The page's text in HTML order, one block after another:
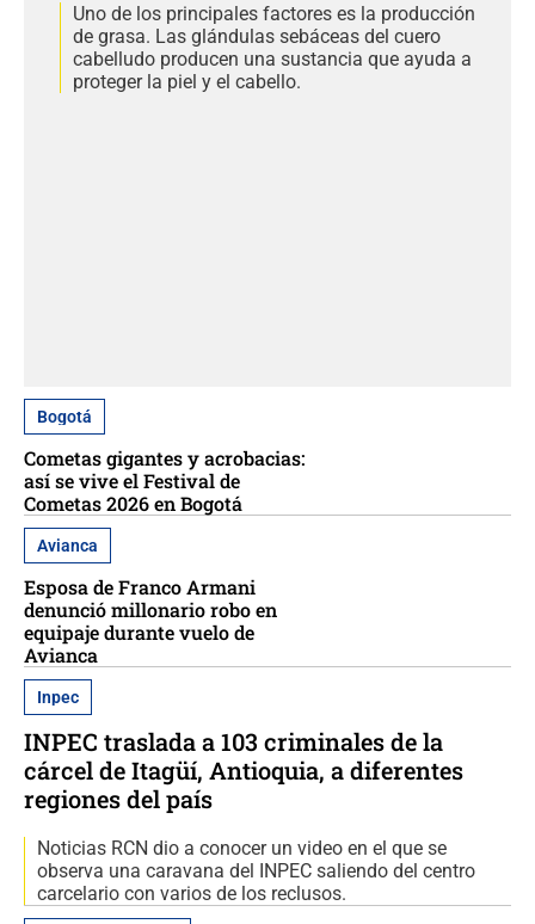
Uno de los principales factores es la producción
de grasa. Las glándulas sebáceas del cuero
cabelludo producen una sustancia que ayuda a
proteger la piel y el cabello.
Bogotá
Cometas gigantes y acrobacias:
así se vive el Festival de
Cometas 2026 en Bogotá
Avianca
Esposa de Franco Armani
denunció millonario robo en
equipaje durante vuelo de
Avianca
Inpec
INPEC traslada a 103 criminales de la
cárcel de Itagüí, Antioquia, a diferentes
regiones del país
Noticias RCN dio a conocer un video en el que se
observa una caravana del INPEC saliendo del centro
carcelario con varios de los reclusos.